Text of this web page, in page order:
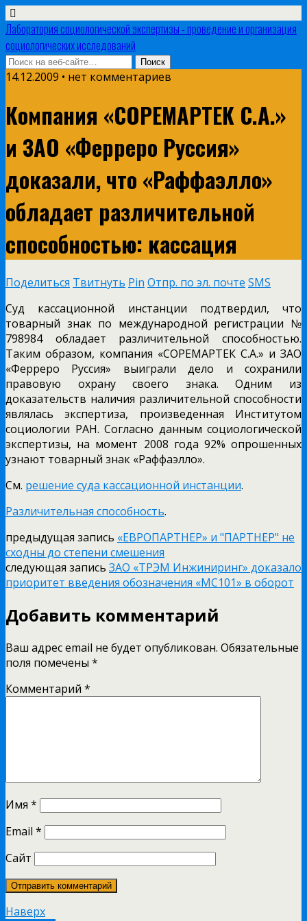
Лаборатория социологической экспертизы - проведение и организация
социологических исследований
14.12.2009 • нет комментариев
Компания «СОРЕМАРТЕК С.А.»
и ЗАО «Ферреро Руссия»
доказали, что «Раффаэлло»
обладает различительной
способностью: кассация
Поделиться Твитнуть Pin Отпр. по эл. почте SMS
Суд кассационной инстанции подтвердил, что
товарный знак по международной регистрации №
798984 обладает различительной способностью.
Таким образом, компания «СОРЕМАРТЕК С.А.» и ЗАО
«Ферреро Руссия» выиграли дело и сохранили
правовую охрану своего знака. Одним из
доказательств наличия различительной способности
являлась экспертиза, произведенная Институтом
социологии РАН. Согласно данным социологической
экспертизы, на момент 2008 года 92% опрошенных
узнают товарный знак «Раффаэлло».
См. решение суда кассационной инстанции.
Различительная способность.
предыдущая запись «ЕВРОПАРТНЕР» и "ПАРТНЕР" не
сходны до степени смешения
следующая запись ЗАО «ТРЭМ Инжиниринг» доказало
приоритет введения обозначения «МС101» в оборот
Добавить комментарий
Ваш адрес email не будет опубликован. Обязательные
поля помечены *
Комментарий *
Имя *
Email *
Сайт
Наверх